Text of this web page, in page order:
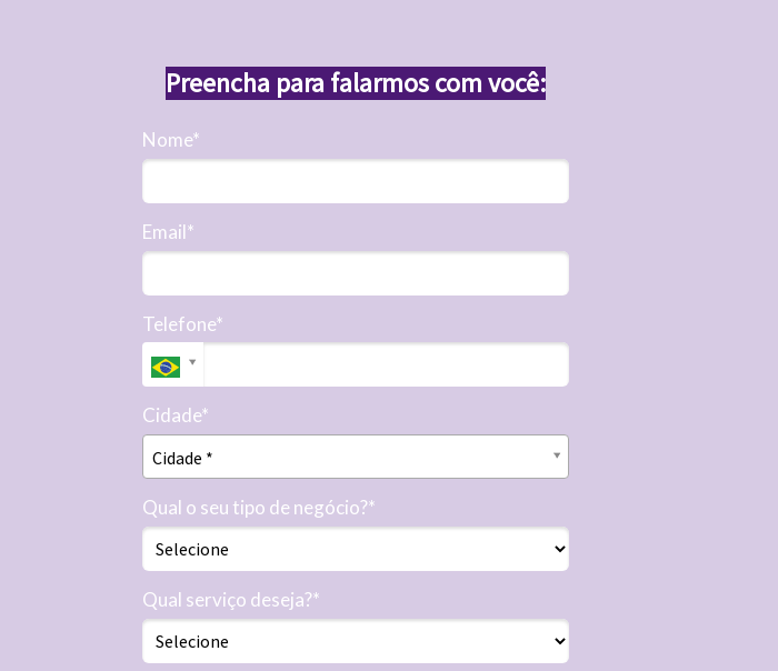
Preencha para falarmos com você:
Nome*
Email*
Telefone*
Cidade*
Cidade *
Cidade*
Qual o seu tipo de negócio?*
Qual serviço deseja?*